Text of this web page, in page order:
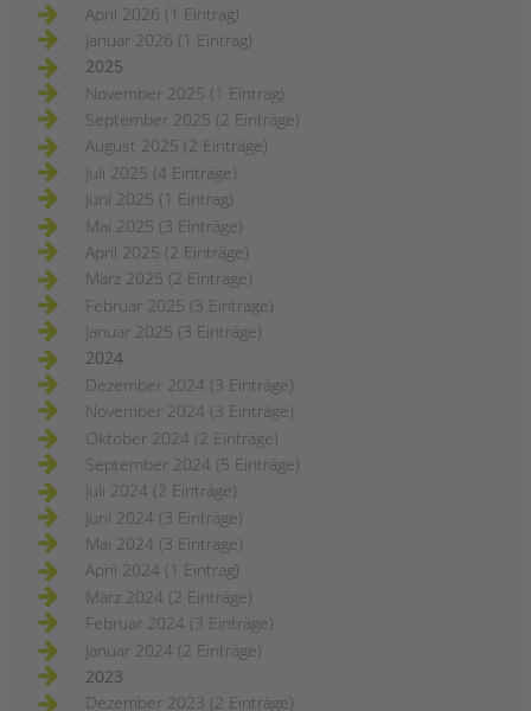
April 2026 (1 Eintrag)
Januar 2026 (1 Eintrag)
2025
November 2025 (1 Eintrag)
September 2025 (2 Einträge)
August 2025 (2 Einträge)
Juli 2025 (4 Einträge)
Juni 2025 (1 Eintrag)
Mai 2025 (3 Einträge)
April 2025 (2 Einträge)
März 2025 (2 Einträge)
Februar 2025 (3 Einträge)
Januar 2025 (3 Einträge)
2024
Dezember 2024 (3 Einträge)
November 2024 (3 Einträge)
Oktober 2024 (2 Einträge)
September 2024 (5 Einträge)
Juli 2024 (2 Einträge)
Juni 2024 (3 Einträge)
Mai 2024 (3 Einträge)
April 2024 (1 Eintrag)
März 2024 (2 Einträge)
Februar 2024 (3 Einträge)
Januar 2024 (2 Einträge)
2023
Dezember 2023 (2 Einträge)